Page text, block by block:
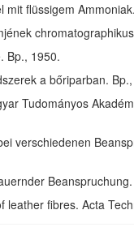
mit flüssigem
Bp., 1950.
a bőriparban.
Tudományos
verschiedenen
leather fibres. Acta